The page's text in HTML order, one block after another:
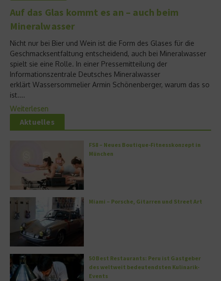
Auf das Glas kommt es an – auch beim
Mineralwasser
Nicht nur bei Bier und Wein ist die Form des Glases für die
Geschmacksentfaltung entscheidend, auch bei Mineralwasser
spielt sie eine Rolle. In einer Pressemitteilung der
Informationszentrale Deutsches Mineralwasser
erklärt Wassersommelier Armin Schönenberger, warum das so
ist....
Weiterlesen
Aktuelles
FS8 – Neues Boutique-Fitnesskonzept in
München
Miami – Porsche, Gitarren und Street Art
50 Best Restaurants: Peru ist Gastgeber
des weltweit bedeutendsten Kulinarik-
Events